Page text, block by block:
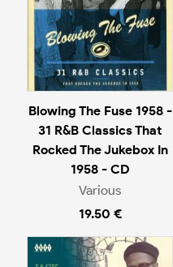
Blowing The Fuse 1958 -
31 R&B Classics That
Rocked The Jukebox In
1958 - CD
Various
19.50 €